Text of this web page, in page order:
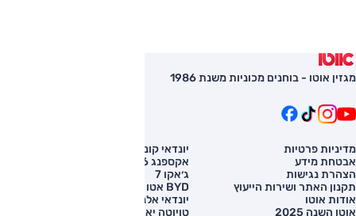
מגזין אוטו - בוחנים מכוניות משנת 1986
מדיניות פרטיות
אבטחת מידע
הצהרת נגישות
תקנון האתר ושירות הייעוץ
אודות אוטו
אוטו השנה 2025
יונדאי קונה
אקספנג G6
ג׳אקו 7
BYD אטו 3
יונדאי אלנטרה
טויוטה יאריס קרוס